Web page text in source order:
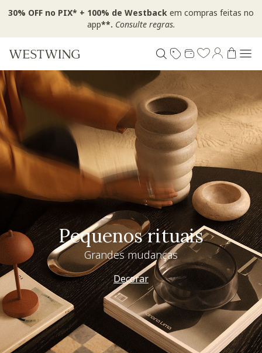
30% OFF no PIX* + 100% de Westback em compras feitas no
app**. Consulte regras.
Pequenos rituais
Grandes mudanças
Decorar